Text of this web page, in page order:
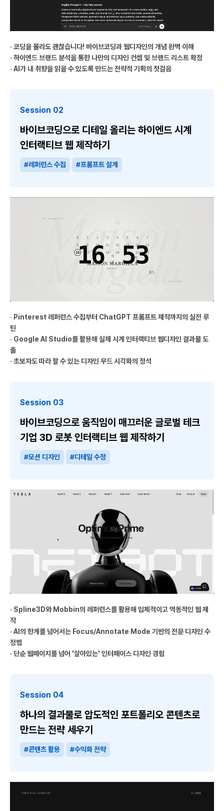
· 코딩을 몰라도 괜찮습니다! 바이브코딩과 웹디자인의 개념 완벽 이해
· 하이엔드 브랜드 분석을 통한 나만의 디자인 컨셉 및 브랜드 리스트 확정
· AI가 내 취향을 읽을 수 있도록 만드는 전략적 기획의 첫걸음
Session 02
바이브코딩으로 디테일 올리는 하이엔드 시계
인터랙티브 웹 제작하기
#레퍼런스 수집 #프롬프트 설계
· Pinterest 레퍼런스 수집부터 ChatGPT 프롬프트 제작까지의 실전 루
틴
· Google AI Studio를 활용해 실제 시계 인터랙티브 웹디자인 결과물 도
출
· 초보자도 따라 할 수 있는 디자인 무드 시각화의 정석
Session 03
바이브코딩으로 움직임이 매끄러운 글로벌 테크
기업 3D 로봇 인터랙티브 웹 제작하기
#모션 디자인 #디테일 수정
· Spline3D와 Mobbin의 레퍼런스를 활용해 입체적이고 역동적인 웹 제
작
· AI의 한계를 넘어서는 Focus/Annotate Mode 기반의 전문 디자인 수
정법
· 단순 웹페이지를 넘어 '살아있는' 인터페이스 디자인 경험
Session 04
하나의 결과물로 압도적인 포트폴리오 콘텐츠로
만드는 전략 세우기
#콘텐츠 활용 #수익화 전략